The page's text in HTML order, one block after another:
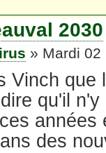
2030
» Mardi 02
Vinch que
qu'il
années
des